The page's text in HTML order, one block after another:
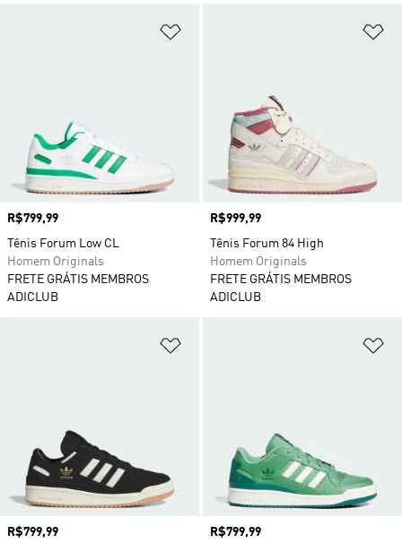
Preço
R$799,99
Tênis Forum Low CL
Homem Originals
FRETE GRÁTIS MEMBROS
ADICLUB
Preço
R$999,99
Tênis Forum 84 High
Homem Originals
FRETE GRÁTIS MEMBROS
ADICLUB
Preço
R$799,99
Preço
R$799,99